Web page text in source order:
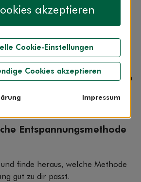
der einen funktioniert, sorgt
Meditation? Für manche pure
ein zusätzlicher Stressfaktor.
zum Runterkommen.
wie du tickst, desto leichter
Ausgleich. Dafür
gleich das Yoga-Retreat, sondern
wie du im Alltag entspannst –
Entspannungsmethode
finde heraus, welche Methode
gut zu dir passt.
akzeptieren
Cookie-Einstellungen
Cookies akzeptieren
Impressum